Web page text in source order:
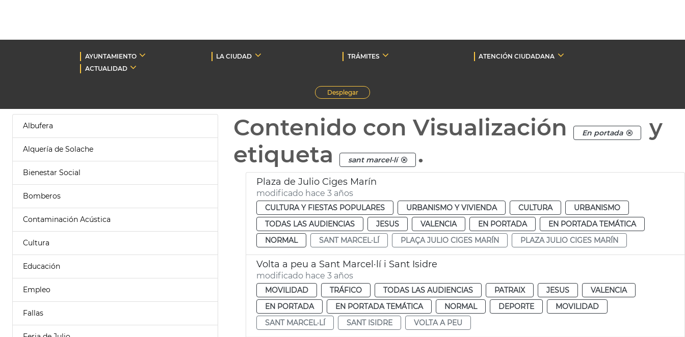
AYUNTAMIENTO LA CIUDAD TRÁMITES
ATENCIÓN CIUDADANA
ACTUALIDAD
Desplegar
Albufera
Alquería de Solache
Bienestar Social
Bomberos
Contaminación Acústica
Cultura
Educación
Empleo
Fallas
Contenido con Visualización En portada
y
etiqueta
sant marcel·lí .
Plaza de Julio Ciges Marín
modificado hace 3 años
CULTURA Y FIESTAS POPULARES URBANISMO Y VIVIENDA CULTURA
URBANISMO
TODAS LAS AUDIENCIAS
JESUS VALENCIA EN PORTADA
EN PORTADA TEMÁTICA
NORMAL
SANT MARCEL·LÍ PLAÇA JULIO CIGES MARÍN PLAZA JULIO CIGES MARÍN
Volta a peu a Sant Marcel·lí i Sant Isidre
modificado hace 3 años
MOVILIDAD TRÁFICO TODAS LAS AUDIENCIAS PATRAIX JESUS
VALENCIA
EN PORTADA
EN PORTADA TEMÁTICA NORMAL DEPORTE
MOVILIDAD
SANT MARCEL·LÍ
SANT ISIDRE VOLTA A PEU